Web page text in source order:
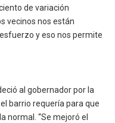
de variación
vecinos nos están
y eso nos permite
al gobernador por la
barrio requería para que
normal. “Se mejoró el